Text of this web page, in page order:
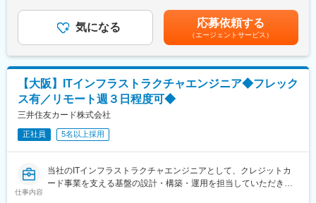
※入社してしばらくは、業務環境などに慣れていただく目的からご
出社をお願いする予定です。
・また、出社時もドレスコードフリーによりカジュアルな服装で
ラフに就業いただけるような環境整備を進めています。
・残業時間は平均25～30時間程度に抑えており、繁忙期も労務管
理による残業抑制の取り組みがなされています。
変更の範囲：会社の定める業務
【開発環境】
-バックエンド：Java, Spring Boot
-フロントエンド：TypeScript, React, Next.js
-データベース：Oracle, PostgreSQL
-CI/CD：GitHub Actions, Argo CD
-開発ツール：GitHub, Visual Studio Code, Claude Code, Jira,
SonarQube 等
※業務用端末（Windows）とは別途、開発用の端末はMacBook
Proを貸与
■本ポジションの魅力：
・技術力のみならず、開発の生産性向上を通じて、会社のビジネ
ス成長を技術面からサポートできる
給与補足＞・賞与：年1回（6月）・所定時間外労働：有（時間外
労働の有無に関わらず30時間分の固定時間外手当を支給、30時間
を超えた時間外労働については別途時間外手当を支給）※管理監督
者に該当する場合は、固定時間外手当の支給対象外賃金はあくま
でも目安の金額であり、選考を通じて上下する可能性がありま
す。月給(月額)は固定手当を含めた表記です。
気になる 応募依頼する
（エージェントサービス）
【大阪】ITインフラストラクチャエンジニア◆フレック
ス有／リモート週３日程度可◆
三井住友カード株式会社
正社員 5名以上採用
仕事内容
当社のITインフラストラクチャエンジニアとして、クレジットカ
ード事業を支える基盤の設計・構築・運用を担当していただきま